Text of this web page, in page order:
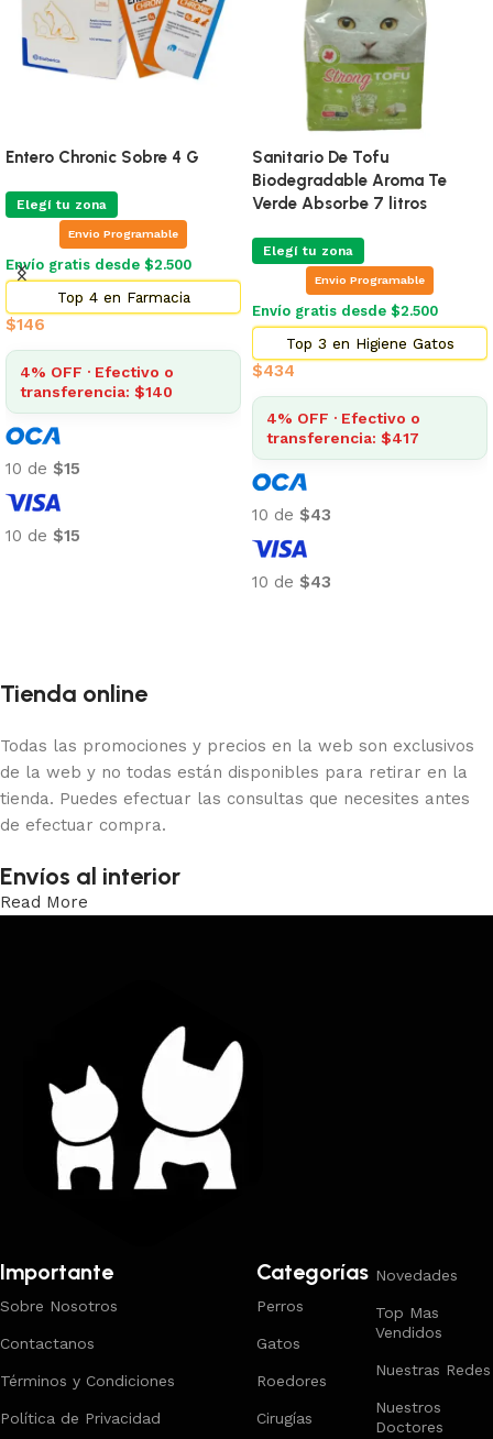
Entero Chronic Sobre 4 G
Elegí tu zona
Envio Programable
Envío gratis desde $2.500
Top 4 en Farmacia
$146
4% OFF · Efectivo o
transferencia: $140
10 de $15
10 de $15
Sanitario De Tofu
Biodegradable Aroma Te
Verde Absorbe 7 litros
Elegí tu zona
Envio Programable
Envío gratis desde $2.500
Top 3 en Higiene Gatos
$434
4% OFF · Efectivo o
transferencia: $417
10 de $43
10 de $43
Tienda online
Todas las promociones y precios en la web son exclusivos
de la web y no todas están disponibles para retirar en la
tienda. Puedes efectuar las consultas que necesites antes
de efectuar compra.
Envíos al interior
Read More
Importante
Sobre Nosotros
Contactanos
Términos y Condiciones
Política de Privacidad
Categorías
Perros
Gatos
Roedores
Cirugías
Novedades
Top Mas
Vendidos
Nuestras Redes
Nuestros
Doctores